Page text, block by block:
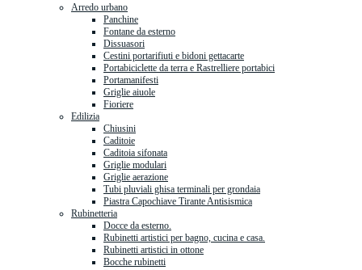
Arredo urbano
Panchine
Fontane da esterno
Dissuasori
Cestini portarifiuti e bidoni gettacarte
Portabiciclette da terra e Rastrelliere portabici
Portamanifesti
Griglie aiuole
Fioriere
Edilizia
Chiusini
Caditoie
Caditoia sifonata
Griglie modulari
Griglie aerazione
Tubi pluviali ghisa terminali per grondaia
Piastra Capochiave Tirante Antisismica
Rubinetteria
Docce da esterno.
Rubinetti artistici per bagno, cucina e casa.
Rubinetti artistici in ottone
Bocche rubinetti